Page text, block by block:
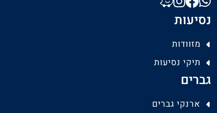
נסיעות
מזוודות
תיקי נסיעות
גברים
ארנקי גברים